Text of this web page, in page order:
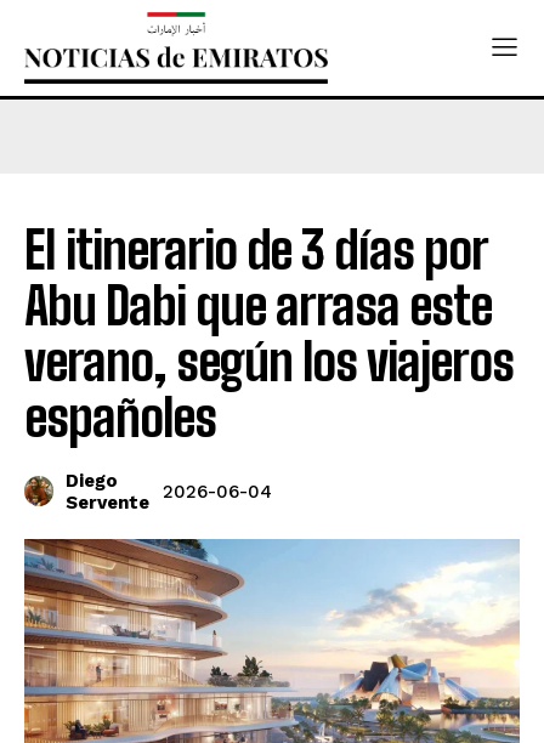
El itinerario de 3 días por
Abu Dabi que arrasa este
verano, según los viajeros
españoles
Diego
Servente
2026-06-04